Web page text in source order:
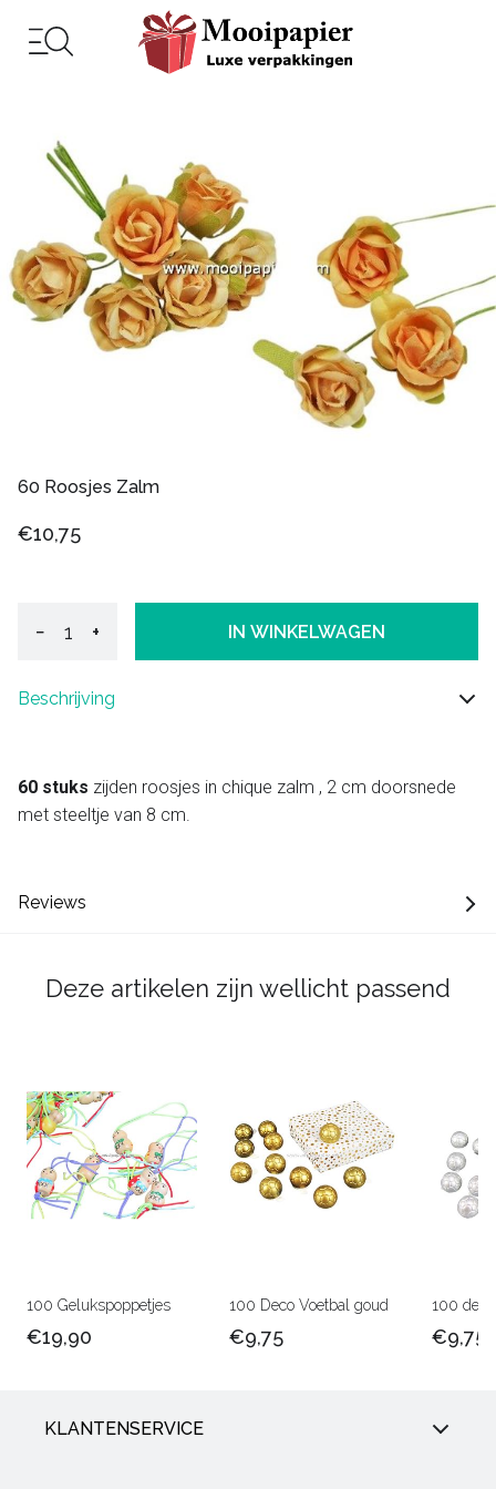
60 Roosjes Zalm
€10,75
− + IN WINKELWAGEN
Beschrijving
60 stuks zijden roosjes in chique zalm , 2 cm doorsnede
met steeltje van 8 cm.
Reviews
Deze artikelen zijn wellicht passend
100 Gelukspoppetjes
€19,90
100 Deco Voetbal goud
€9,75
100
€9,75
KLANTENSERVICE